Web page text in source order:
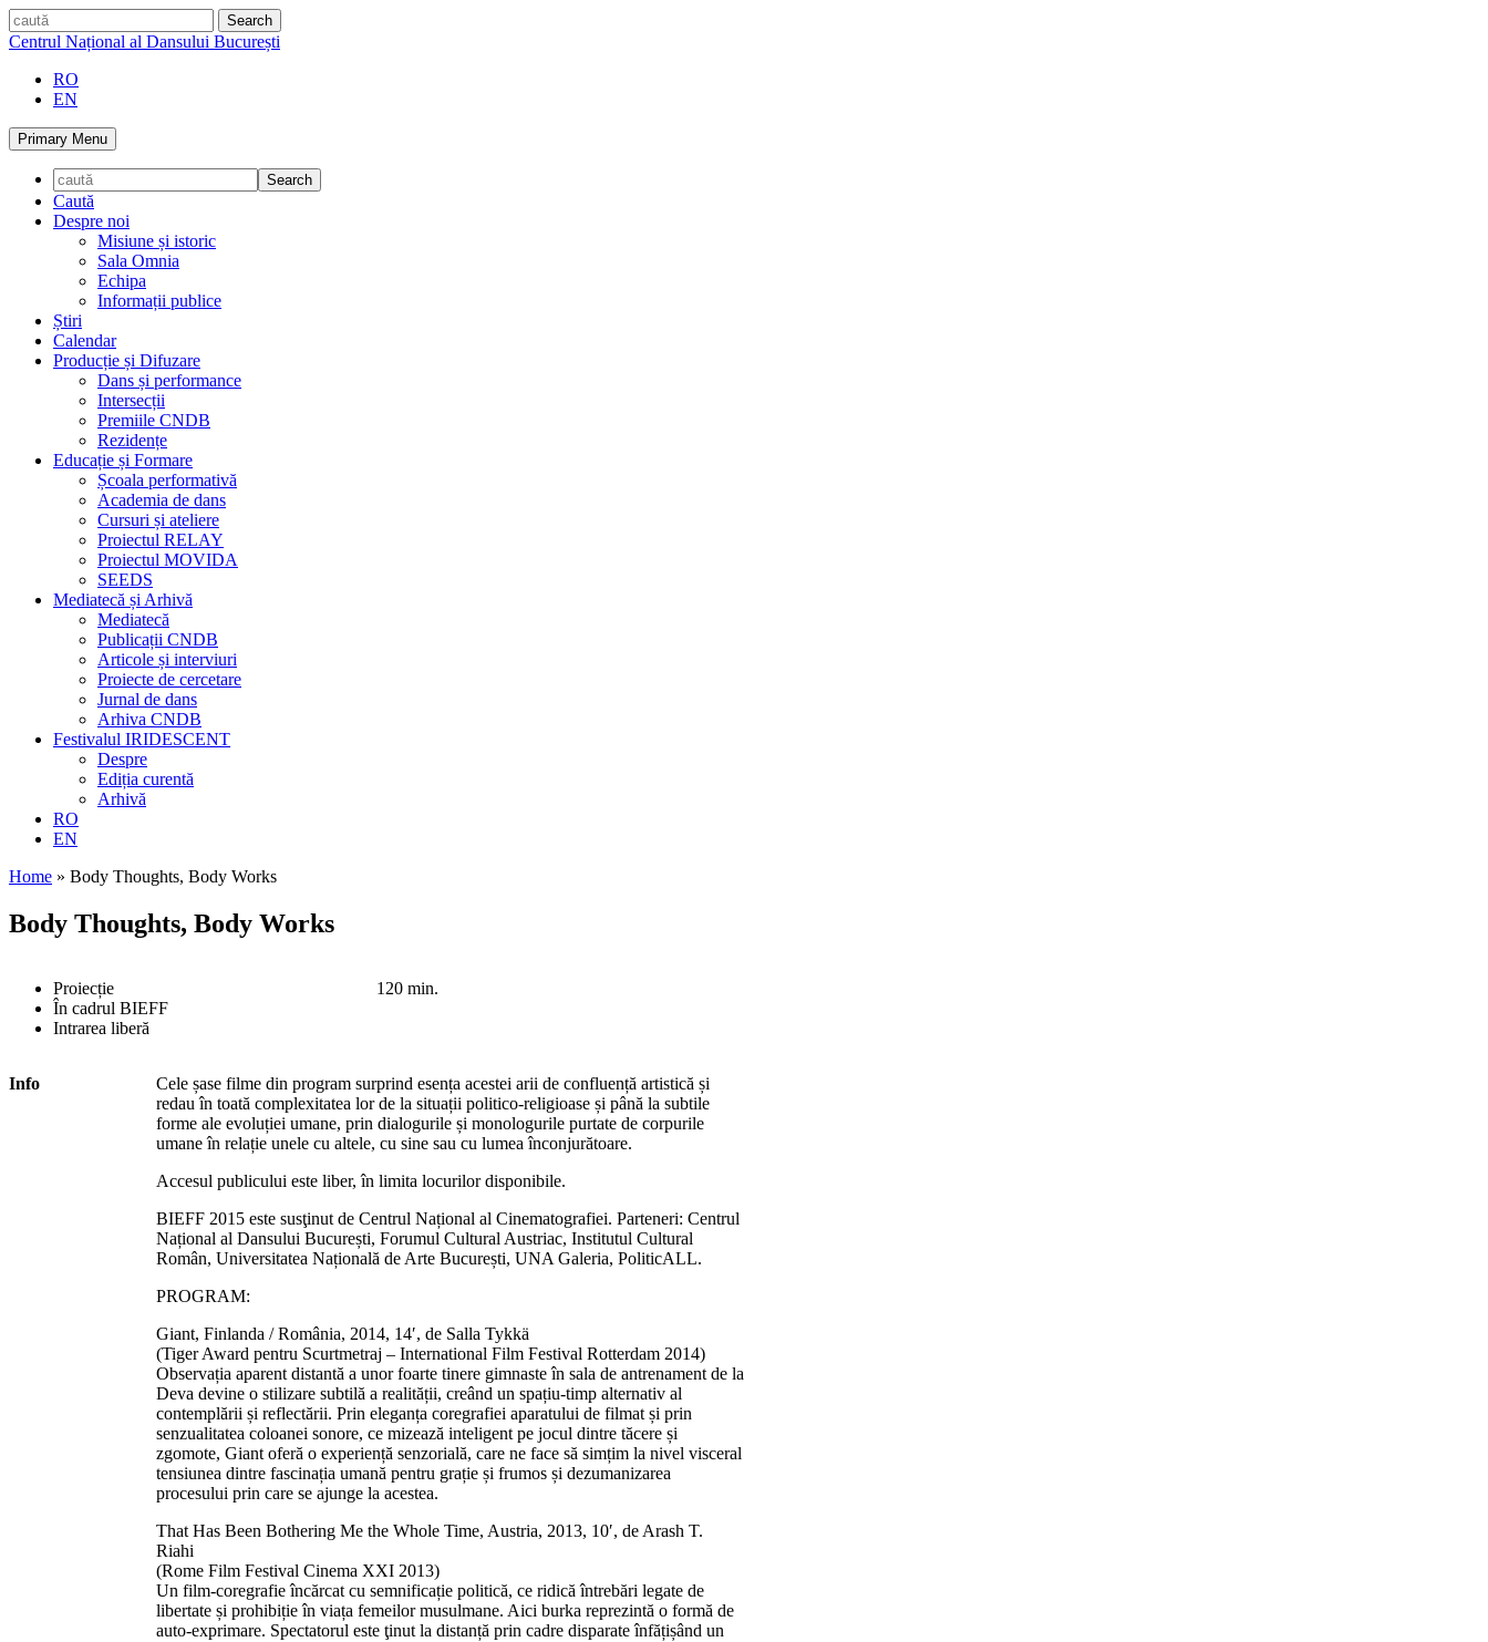
Skip
to
caută
Centrul Național al Dansului București
RO
EN
Primary Menu
Caută
Despre noi
Misiune și istoric
Sala Omnia
Echipa
Informații publice
Știri
Calendar
Producție și Difuzare
Dans și performance
Intersecții
Premiile CNDB
Rezidențe
Educație și Formare
Școala performativă
Academia de dans
Cursuri și ateliere
Proiectul RELAY
Proiectul MOVIDA
SEEDS
Mediatecă și Arhivă
Mediatecă
Publicații CNDB
Articole și interviuri
Proiecte de cercetare
Jurnal de dans
Arhiva CNDB
Festivalul IRIDESCENT
Despre
Ediția curentă
Arhivă
RO
EN
Home » Body Thoughts, Body Works
Body Thoughts, Body Works
Proiecție
În cadrul BIEFF
Intrarea liberă
120 min.
Info
Cele șase filme din program surprind esența acestei arii de confluență artistică și
redau în toată complexitatea lor de la situații politico-religioase și până la subtile
forme ale evoluției umane, prin dialogurile și monologurile purtate de corpurile
umane în relație unele cu altele, cu sine sau cu lumea înconjurătoare.
Accesul publicului este liber, în limita locurilor disponibile.
BIEFF 2015 este susţinut de Centrul Național al Cinematografiei. Parteneri: Centrul
Național al Dansului București, Forumul Cultural Austriac, Institutul Cultural
Român, Universitatea Națională de Arte București, UNA Galeria, PoliticALL.
PROGRAM:
Giant, Finlanda / România, 2014, 14′, de Salla Tykkä
(Tiger Award pentru Scurtmetraj – International Film Festival Rotterdam 2014)
Observația aparent distantă a unor foarte tinere gimnaste în sala de antrenament de la
Deva devine o stilizare subtilă a realității, creând un spațiu-timp alternativ al
contemplării și reflectării. Prin eleganța coregrafiei aparatului de filmat și prin
senzualitatea coloanei sonore, ce mizează inteligent pe jocul dintre tăcere și
zgomote, Giant oferă o experiență senzorială, care ne face să simțim la nivel visceral
tensiunea dintre fascinația umană pentru grație și frumos și dezumanizarea
procesului prin care se ajunge la acestea.
That Has Been Bothering Me the Whole Time, Austria, 2013, 10′, de Arash T.
Riahi
(Rome Film Festival Cinema XXI 2013)
Un film-coregrafie încărcat cu semnificație politică, ce ridică întrebări legate de
libertate și prohibiție în viața femeilor musulmane. Aici burka reprezintă o formă de
auto-exprimare. Spectatorul este ţinut la distanță prin cadre disparate înfățișând un